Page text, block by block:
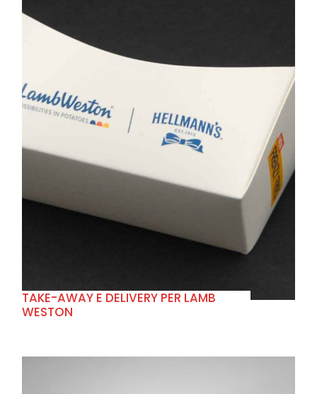
+
TAKE-AWAY E DELIVERY PER LAMB
WESTON